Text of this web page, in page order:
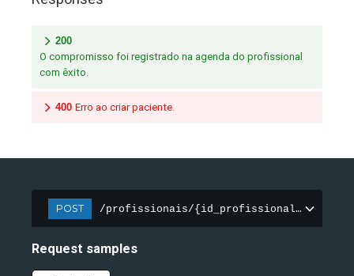
200
O compromisso foi registrado na agenda do profissional
com êxito.
400 Erro ao criar paciente.
POST /profissionais/{id_profissional}/agendas/
Request samples